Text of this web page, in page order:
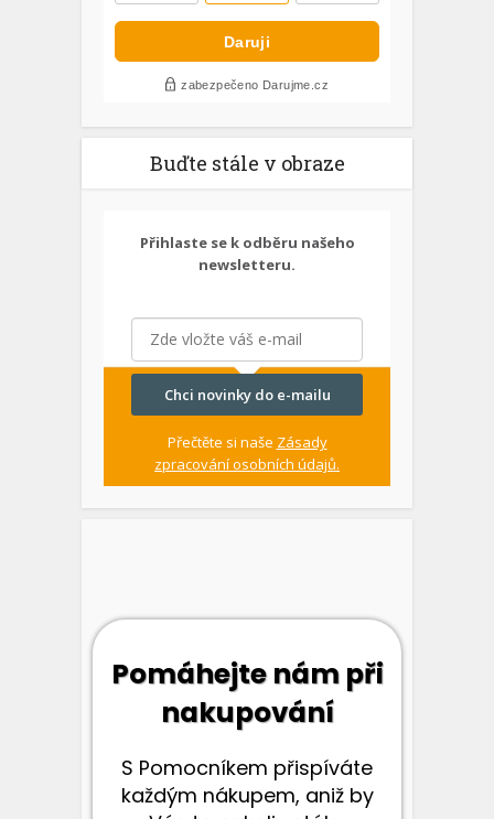
Buďte stále v obraze
Přihlaste se k odběru našeho
newsletteru.
Chci novinky do e-mailu
Přečtěte si naše Zásady
zpracování osobních údajů.